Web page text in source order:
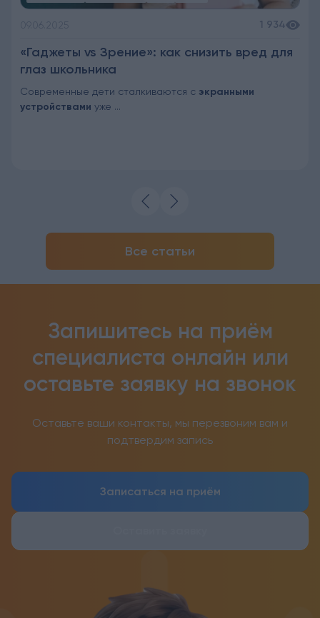
1 934
«Гаджеты vs Зрение»: как снизить вред для
глаз школьника
Современные дети сталкиваются с экранными
устройствами уже ...
Все статьи
Запишитесь на приём
специалиста онлайн или
оставьте заявку на звонок
Оставьте ваши контакты, мы перезвоним вам и
подтвердим запись
Записаться на приём